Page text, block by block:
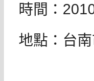
時間：
地點：台